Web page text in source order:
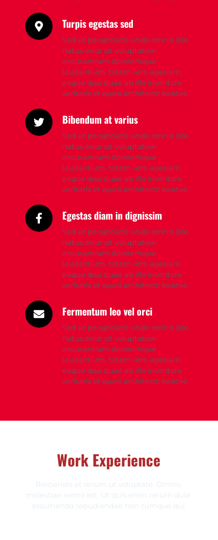
Turpis egestas sed
Sed ut perspiciatis unde omnis iste
natus error sit voluptatem
accusantium doloremque
laudantium, totam rem aperiam,
eaque ipsa quae ab illo inventore
veritatis et quasi architecto beatae .
Bibendum at varius
Sed ut perspiciatis unde omnis iste
natus error sit voluptatem
accusantium doloremque
laudantium, totam rem aperiam,
eaque ipsa quae ab illo inventore
veritatis et quasi architecto beatae.
Egestas diam in dignissim
Sed ut perspiciatis unde omnis iste
natus error sit voluptatem
accusantium doloremque
laudantium, totam rem aperiam,
eaque ipsa quae ab illo inventore
veritatis et quasi architecto beatae.
Fermentum leo vel orci
Sed ut perspiciatis unde omnis iste
natus error sit voluptatem
accusantium doloremque
laudantium, totam rem aperiam,
eaque ipsa quae ab illo inventore
veritatis et quasi architecto beatae.
Work Experience
Reiciendis et rerum ut voluptate. Omnis
molestiae nemo est. Ut quis enim rerum quia
assumenda repudiandae non cumque qui.